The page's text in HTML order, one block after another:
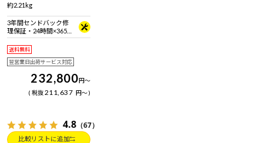
約2.21kg
3年間センドバック修
理保証・24時間×365
日電話サポート
送料無料
翌営業日出荷サービス対応
232,800円～
税抜211,637 円～
4.8 （67）
比較リストに追加